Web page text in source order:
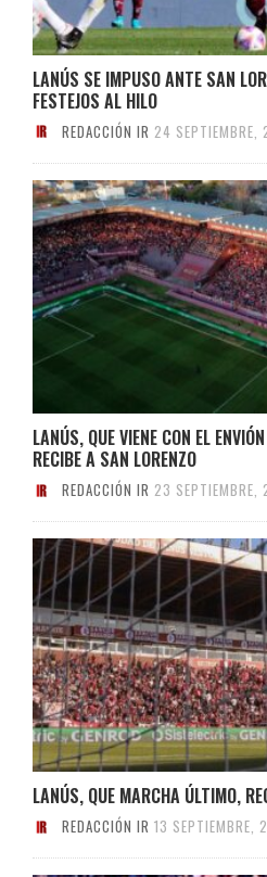
LANÚS SE IMPUSO ANTE SAN
FESTEJOS AL HILO
REDACCIÓN IR 24 SEPTIEMBRE,
LANÚS, QUE VIENE CON EL
RECIBE A SAN LORENZO
REDACCIÓN IR 23 SEPTIEMBRE,
LANÚS, QUE MARCHA ÚLTIMO,
REDACCIÓN IR 13 SEPTIEMBRE,